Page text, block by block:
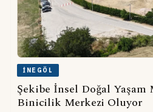
İNEGÖL
Şekibe İnsel Doğal Yaşam
Binicilik Merkezi Oluyor